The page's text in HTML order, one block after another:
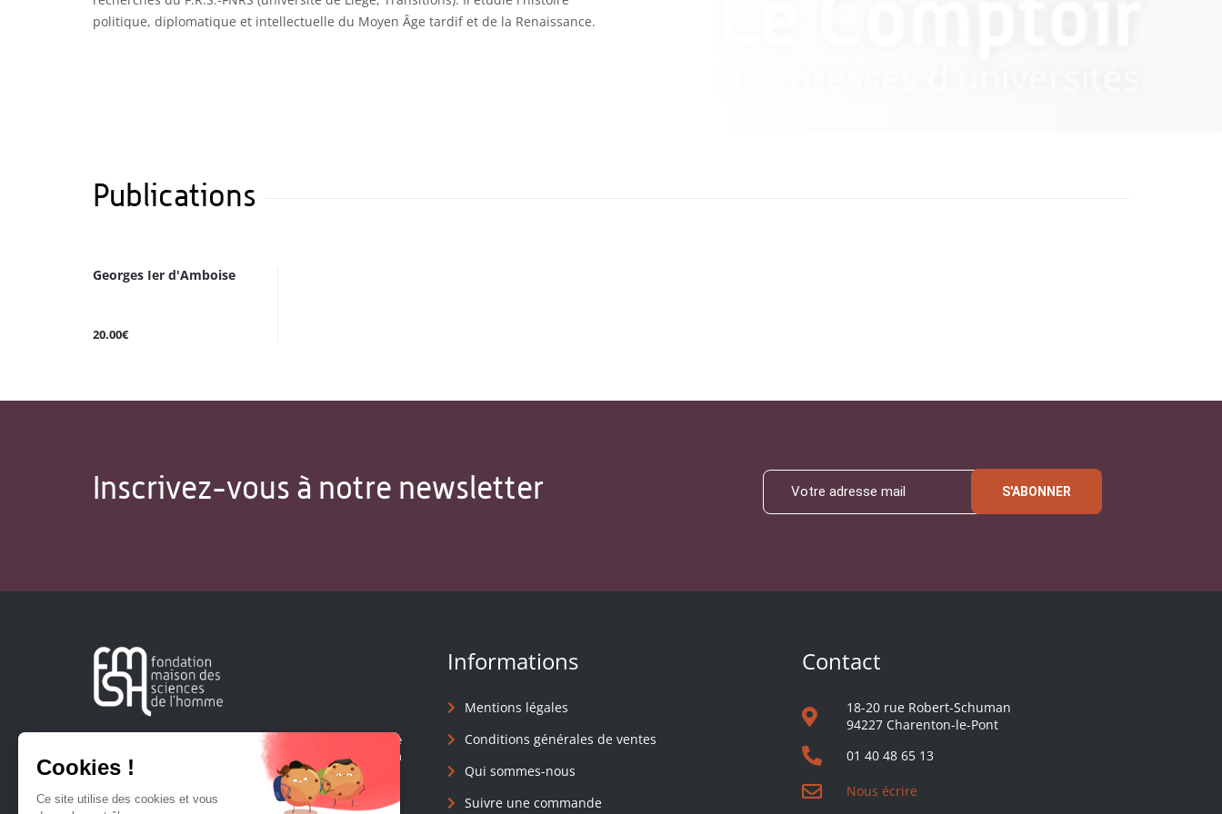
politique, diplomatique et intellectuelle du Moyen Âge tardif et de la Renaissance.
Publications
Georges Ier d'Amboise
20.00€
Inscrivez-vous à notre newsletter S'ABONNER
Créée en 1963, la Fondation Maison Sciences de l'Homme
soutient la recherche et la diffusion des connaissances en
sciences humaines et sociales.
Informations
Mentions légales
Conditions générales de ventes
Qui sommes-nous
Suivre une commande
Contact
18-20 rue Robert-Schuman
94227 Charenton-le-Pont
01 40 48 65 13
Nous écrire